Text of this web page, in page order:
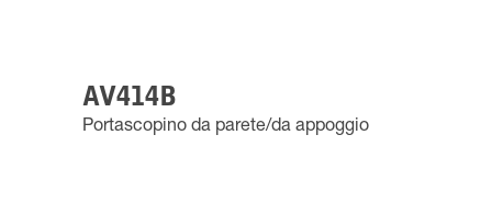
AV414B
Portascopino da parete/da appoggio